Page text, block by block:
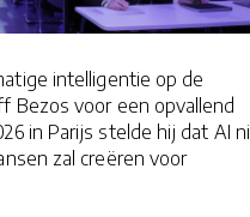
intelligentie op de
Bezos voor een opvallend
in Parijs stelde hij dat AI
zal creëren voor